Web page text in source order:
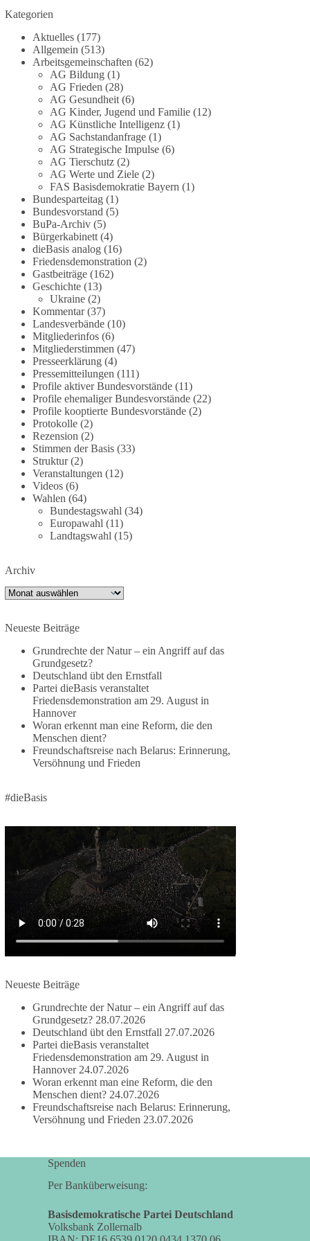
28 53
DieBasis
23 Stunden zuvor
Stimmen der dieBasis – heute mit dem
„Demokratie-Bestatter“
Die Energiewende ist bisher kein Erfolg, sondern
ein teures, ineffizientes Unterfangen. Dies belegt
eine Auswertung der NZZ, wonach die
Energiewende den Strom nicht billiger, sondern
teurer gemacht hat.
Quelle:https://www.nzz.ch/der-andere-
blick/fehlschlag-energiewende-warum-
deutschland-trotz-rekordausbau-von-wind-und-
sonnenkraft-weniger-strom-erzeugt-ld.10006607
🟩🟩🟦🟦🟥🟥🟧🟧
„Wir brauchen dringend wettbewerbsfähige
Energiepreise und eine ideologiefreie
Diskussion“, meint der Demokratie-Bestatter.
Wie siehst du das?
🤝 Jetzt Politik für die Menschen mitgestalten:
https://diebasis.de/mitgliedschaft/
#dieBasis #energiewende #strompreise
#wettbewerb
1 Tag zuvor
⚡️ NATO-Gipfel in Ankara: Kriegskonferenz statt
Friedensgipfel!?
Anfang Juli 2026 trafen sich 32 Bündnisstaaten
sowie deren Staats- und Regierungschefs zum
NATO-Gipfel in der Türkei. Von der NATO wird
behauptet, sie sei das wichtigste
Verteidigungsbündnis der Welt und ein Garant für
Sicherheit.
Die Gipfelerklärung liest sich jedoch wie ein
Neue Milliardenhilfen für die Ukraine, neue
Verpflichtungen für Europa, gigantische
Rüstungsdeals, Ausbau der
Verteidigungsindustrie, Modernisierung der
Streitkräfte, ein klares Bekenntnis zur
militärischen Abschreckung und dazu die
Forderung, der Iran dürfe keine Kernwaffe
besitzen.
friedensorientierte Politik?
🟩🟩🟦🟦🟥🟥🟧🟧
dieBasis fordert als einzige Partei in Deutschland
den Austritt aus der NATO. Ein Gipfel, der mehr
nach Rüstungsdeal als nach Friedenspolitik klingt,
wird niemals Sicherheit schaffen, ob nun in
Deutschland oder weltweit.
erklaerung-ankara-100.html
#dieBasis #NATO #Gipfeltreffen
Kategorien
Aktuelles(177)
Allgemein (513)
Arbeitsgemeinschaften (62)
AG Bildung(1)
AG Frieden (28)
AG Gesundheit(6)
AG Kinder, Jugend und Familie(12)
AG Künstliche Intelligenz(1)
AG Sachstandanfrage(1)
AG Strategische Impulse(6)
AG Tierschutz(2)
AG Werte und Ziele(2)
FAS Basisdemokratie Bayern (1)
Bundesparteitag(1)
Bundesvorstand (5)
BuPa-Archiv(5)
Bürgerkabinett(4)
dieBasis analog(16)
Friedensdemonstration (2)
Gastbeiträge(162)
Geschichte(13)
Ukraine(2)
Kommentar(37)
Landesverbände(10)
Mitgliederinfos(6)
Mitgliederstimmen (47)
Presseerklärung(4)
Pressemitteilungen (111)
Profile aktiver Bundesvorstände(11)
Profile ehemaliger Bundesvorstände(22)
Profile kooptierte Bundesvorstände(2)
Protokolle(2)
Rezension (2)
Stimmen der Basis(33)
Struktur(2)
Veranstaltungen (12)
Videos(6)
Wahlen (64)
Bundestagswahl (34)
Europawahl (11)
Landtagswahl (15)
Archiv
Archiv
Neueste Beiträge
Grundrechte der Natur – ein Angriff auf das
Grundgesetz?
Deutschland übt den Ernstfall
Partei dieBasis veranstaltet
Friedensdemonstration am 29. August in
Hannover
Woran erkennt man eine Reform, die den
Menschen dient?
Freundschaftsreise nach Belarus: Erinnerung,
Versöhnung und Frieden
#dieBasis
Neueste Beiträge
Grundrechte der Natur – ein Angriff auf das
Grundgesetz? 28.07.2026
Deutschland übt den Ernstfall 27.07.2026
Partei dieBasis veranstaltet
Friedensdemonstration am 29. August in
Hannover 24.07.2026
Woran erkennt man eine Reform, die den
Menschen dient? 24.07.2026
Freundschaftsreise nach Belarus: Erinnerung,
Versöhnung und Frieden 23.07.2026
Spenden
Per Banküberweisung:
Basisdemokratische Partei Deutschland
Volksbank Zollernalb